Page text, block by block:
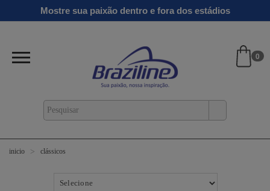
Mostre sua paixão dentro e fora dos estádios
0
inicio clássicos